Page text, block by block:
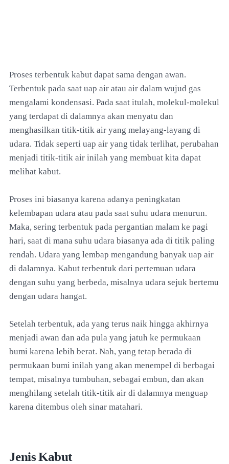
Proses terbentuk kabut dapat sama dengan awan.
Terbentuk pada saat uap air atau air dalam wujud gas
mengalami kondensasi. Pada saat itulah, molekul-molekul
yang terdapat di dalamnya akan menyatu dan
menghasilkan titik-titik air yang melayang-layang di
udara. Tidak seperti uap air yang tidak terlihat, perubahan
menjadi titik-titik air inilah yang membuat kita dapat
melihat kabut.
Proses ini biasanya karena adanya peningkatan
kelembapan udara atau pada saat suhu udara menurun.
Maka, sering terbentuk pada pergantian malam ke pagi
hari, saat di mana suhu udara biasanya ada di titik paling
rendah. Udara yang lembap mengandung banyak uap air
di dalamnya. Kabut terbentuk dari pertemuan udara
dengan suhu yang berbeda, misalnya udara sejuk bertemu
dengan udara hangat.
Setelah terbentuk, ada yang terus naik hingga akhirnya
menjadi awan dan ada pula yang jatuh ke permukaan
bumi karena lebih berat. Nah, yang tetap berada di
permukaan bumi inilah yang akan menempel di berbagai
tempat, misalnya tumbuhan, sebagai embun, dan akan
menghilang setelah titik-titik air di dalamnya menguap
karena ditembus oleh sinar matahari.
Jenis Kabut